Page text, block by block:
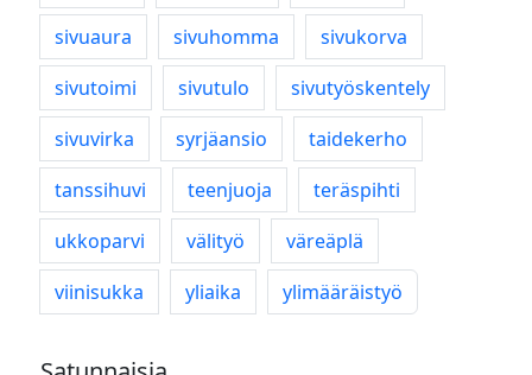
sivuaura
sivuhomma
sivukorva
sivutoimi
sivutulo
sivutyöskentely
sivuvirka
syrjäansio
taidekerho
tanssihuvi
teenjuoja
teräspihti
ukkoparvi
välityö
väreäplä
viinisukka
yliaika ylimääräistyö